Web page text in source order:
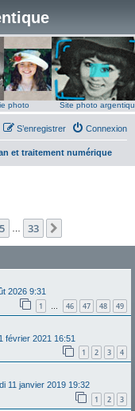
photo Site photo
Connexion
S’enregistrer
et traitement numérique
5 33
2026 9:31
1 … 46 47 48 49
février 2021 16:51
1 2 3 4
11 janvier 2019 19:32
1 2 3